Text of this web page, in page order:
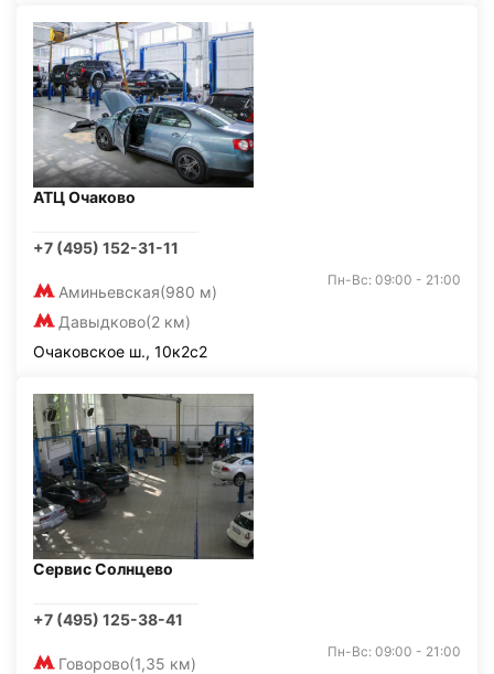
АТЦ Очаково
+7 (495) 152-31-11
Аминьевская(980 м)
Давыдково(2 км)
Пн-Вс: 09:00 - 21:00
Очаковское ш., 10к2с2
Сервис Солнцево
+7 (495) 125-38-41
Говорово(1,35 км)
Пн-Вс: 09:00 - 21:00